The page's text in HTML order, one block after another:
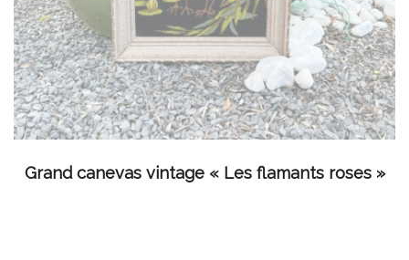
LIRE LA SUITE
Grand canevas vintage « Les flamants roses »